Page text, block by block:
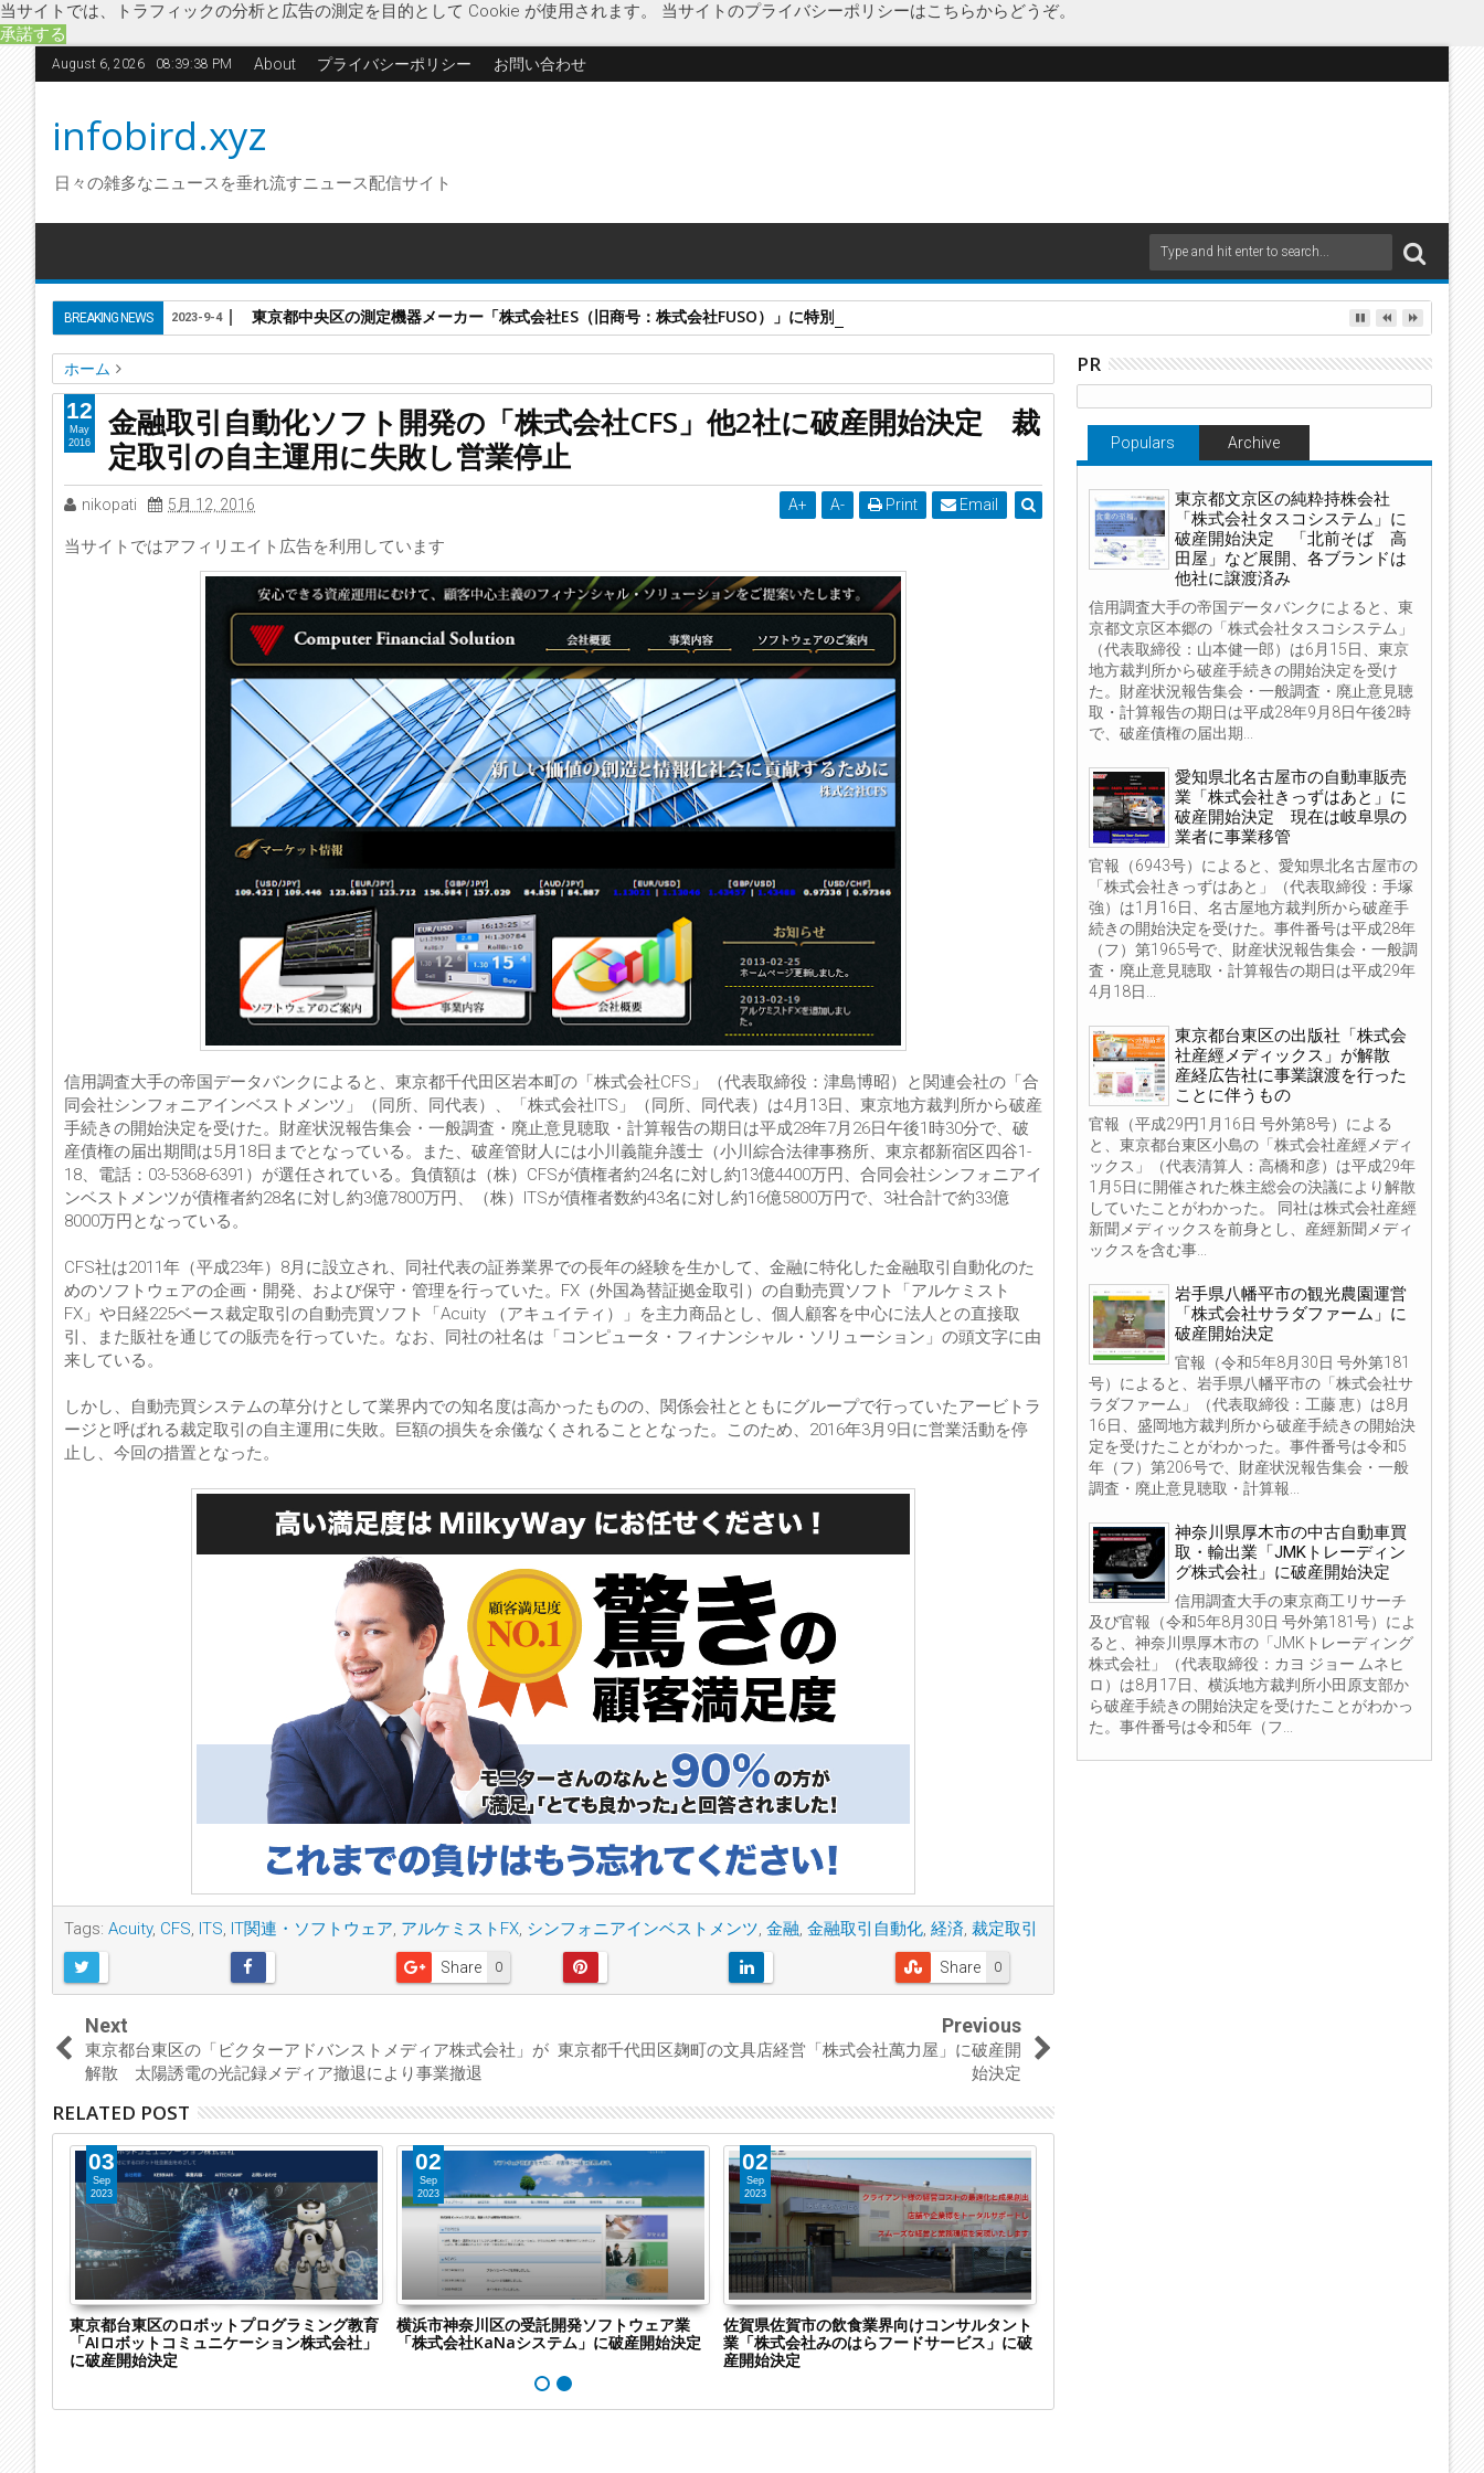
当サイトでは、トラフィックの分析と広告の測定を目的として Cookie が使用されます。 当サイトのプライバシーポリシーはこちらからどうぞ。
承諾する
August 6, 2026 08:39:39 PM About プライバシーポリシー お問い合わせ
infobird.xyz
日々の雑多なニュースを垂れ流すニュース配信サイト
BREAKING NEWS 東京都中央区の測定機器メーカー「株式会社ES（旧商号：株式会社FUSO）」に特別清算開始決定 事業はA-Gas Japanが承継
2023-9-4
ホーム
Acuity
CFS ITS IT関連・ソフトウェア アルケミストFX シンフォニアインベストメンツ 金融 金融取引自動化 経済
裁定取引
金融取引自動化ソフト開発の「株式会社CFS」他2社に破産開始決定 裁定取引の自主運用に失敗し営業停止
金融取引自動化ソフト開発の「株式会社CFS」他2社に破産開始決定 裁
定取引の自主運用に失敗し営業停止
nikopati 5月 12, 2016 A+ A- Print Email
当サイトではアフィリエイト広告を利用しています
信用調査大手の帝国データバンクによると、東京都千代田区岩本町の「株式会社CFS」（代表取締役：津島博昭）と関連会社の「合
同会社シンフォニアインベストメンツ」（同所、同代表）、「株式会社ITS」（同所、同代表）は4月13日、東京地方裁判所から破産
手続きの開始決定を受けた。財産状況報告集会・一般調査・廃止意見聴取・計算報告の期日は平成28年7月26日午後1時30分で、破
産債権の届出期間は5月18日までとなっている。また、破産管財人には小川義龍弁護士（小川綜合法律事務所、東京都新宿区四谷1-
18、電話：03-5368-6391）が選任されている。負債額は（株）CFSが債権者約24名に対し約13億4400万円、合同会社シンフォニアイ
ンベストメンツが債権者約28名に対し約3億7800万円、（株）ITSが債権者数約43名に対し約16億5800万円で、3社合計で約33億
8000万円となっている。
CFS社は2011年（平成23年）8月に設立され、同社代表の証券業界での長年の経験を生かして、金融に特化した金融取引自動化のた
めのソフトウェアの企画・開発、および保守・管理を行っていた。FX（外国為替証拠金取引）の自動売買ソフト「アルケミスト
FX」や日経225ベース裁定取引の自動売買ソフト「Acuity （アキュイティ）」を主力商品とし、個人顧客を中心に法人との直接取
引、また販社を通じての販売を行っていた。なお、同社の社名は「コンピュータ・フィナンシャル・ソリューション」の頭文字に由
来している。
しかし、自動売買システムの草分けとして業界内での知名度は高かったものの、関係会社とともにグループで行っていたアービトラ
ージと呼ばれる裁定取引の自主運用に失敗。巨額の損失を余儀なくされることとなった。このため、2016年3月9日に営業活動を停
止し、今回の措置となった。
Tags: Acuity, CFS, ITS, IT関連・ソフトウェア, アルケミストFX, シンフォニアインベストメンツ, 金融, 金融取引自動化, 経済, 裁定取引
0
Share 0
Share
12
May
2016
Next
東京都台東区の「ビクターアドバンストメディア株式会社」が
解散 太陽誘電の光記録メディア撤退により事業撤退
Previous
東京都千代田区麹町の文具店経営「株式会社萬力屋」に破産開
始決定
RELATED POST
03
Sep
2023
東京都台東区のロボットプログラミング教育
「AIロボットコミュニケーション株式会社」
に破産開始決定
02
Sep
2023
横浜市神奈川区の受託開発ソフトウェア業
「株式会社KaNaシステム」に破産開始決定
02
Sep
2023
佐賀県佐賀市の飲食業界向けコンサルタント
業「株式会社みのはらフードサービス」に破
産開始決定
PR
Populars Archive
東京都文京区の純粋持株会社
「株式会社タスコシステム」に
破産開始決定 「北前そば 高
田屋」など展開、各ブランドは
他社に譲渡済み
信用調査大手の帝国データバンクによると、東
京都文京区本郷の「株式会社タスコシステム」
（代表取締役：山本健一郎）は6月15日、東京
地方裁判所から破産手続きの開始決定を受け
た。財産状況報告集会・一般調査・廃止意見聴
取・計算報告の期日は平成28年9月8日午後2時
で、破産債権の届出期...
愛知県北名古屋市の自動車販売
業「株式会社きっずはあと」に
破産開始決定 現在は岐阜県の
業者に事業移管
官報（6943号）によると、愛知県北名古屋市の
「株式会社きっずはあと」（代表取締役：手塚
強）は1月16日、名古屋地方裁判所から破産手
続きの開始決定を受けた。事件番号は平成28年
（フ）第1965号で、財産状況報告集会・一般調
査・廃止意見聴取・計算報告の期日は平成29年
4月18日...
東京都台東区の出版社「株式会
社産經メディックス」が解散
産経広告社に事業譲渡を行った
ことに伴うもの
官報（平成29円1月16日 号外第8号）による
と、東京都台東区小島の「株式会社産經メディ
ックス」（代表清算人：高橋和彦）は平成29年
1月5日に開催された株主総会の決議により解散
していたことがわかった。 同社は株式会社産經
新聞メディックスを前身とし、産經新聞メディ
ックスを含む事...
岩手県八幡平市の観光農園運営
「株式会社サラダファーム」に
破産開始決定
官報（令和5年8月30日 号外第181
号）によると、岩手県八幡平市の「株式会社サ
ラダファーム」（代表取締役：工藤 恵）は8月
16日、盛岡地方裁判所から破産手続きの開始決
定を受けたことがわかった。事件番号は令和5
年（フ）第206号で、財産状況報告集会・一般
調査・廃止意見聴取・計算報...
神奈川県厚木市の中古自動車買
取・輸出業「JMKトレーディン
グ株式会社」に破産開始決定
信用調査大手の東京商工リサーチ
及び官報（令和5年8月30日 号外第181号）によ
ると、神奈川県厚木市の「JMKトレーディング
株式会社」（代表取締役：カヨ ジョー ムネヒ
ロ）は8月17日、横浜地方裁判所小田原支部か
ら破産手続きの開始決定を受けたことがわかっ
た。事件番号は令和5年（フ...